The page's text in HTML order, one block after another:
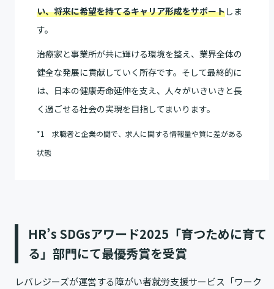
い、将来に希望を持てるキャリア形成をサポートしま
す。
治療家と事業所が共に輝ける環境を整え、業界全体の
健全な発展に貢献していく所存です。そして最終的に
は、日本の健康寿命延伸を支え、人々がいきいきと長
く過ごせる社会の実現を目指してまいります。
*1 求職者と企業の間で、求人に関する情報量や質に差がある
状態
HR’s SDGsアワード2025「育つために育て
る」部門にて最優秀賞を受賞
レバレジーズが運営する障がい者就労支援サービス「ワーク